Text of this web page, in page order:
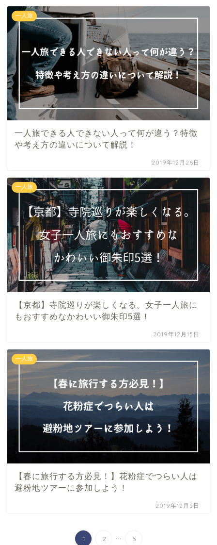
一人旅
一人旅できる人できない人って何が違う？特徴
や考え方の違いについて解説！
2019年12月26日
一人旅
【京都】寺院巡りが楽しくなる。女子一人旅に
もおすすめなかわいい御朱印5選！
2019年12月15日
一人旅
【春に旅行する方必見！】花粉症でつらい人は
避粉地ツアーに参加しよう！
2019年12月5日
1 2 ... 5